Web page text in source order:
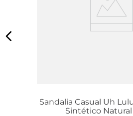
Sandalia Casual Uh
Sintético